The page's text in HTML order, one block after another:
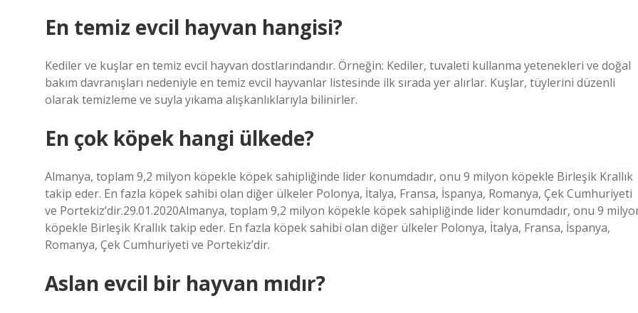
En temiz evcil hayvan hangisi?
Kediler ve kuşlar en temiz evcil hayvan dostlarındandır. Örneğin: Kediler, tuvaleti kullanma yetenekleri ve doğal
bakım davranışları nedeniyle en temiz evcil hayvanlar listesinde ilk sırada yer alırlar. Kuşlar, tüylerini düzenli
olarak temizleme ve suyla yıkama alışkanlıklarıyla bilinirler.
En çok köpek hangi ülkede?
Almanya, toplam 9,2 milyon köpekle köpek sahipliğinde lider konumdadır, onu 9 milyon köpekle Birleşik Krallık
takip eder. En fazla köpek sahibi olan diğer ülkeler Polonya, İtalya, Fransa, İspanya, Romanya, Çek Cumhuriyeti
ve Portekiz’dir.29.01.2020Almanya, toplam 9,2 milyon köpekle köpek sahipliğinde lider konumdadır, onu 9
köpekle Birleşik Krallık takip eder. En fazla köpek sahibi olan diğer ülkeler Polonya, İtalya, Fransa, İspanya,
Romanya, Çek Cumhuriyeti ve Portekiz’dir.
Aslan evcil bir hayvan mıdır?